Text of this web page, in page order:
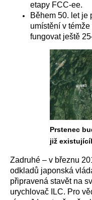
etapy FCC-ee.
Během 50. let je
umístění v
fungovat ještě
Prstenec
již
Zadruhé – v březnu
odkladů japonská
připravená stavět na
urychlovač ILC. Pro